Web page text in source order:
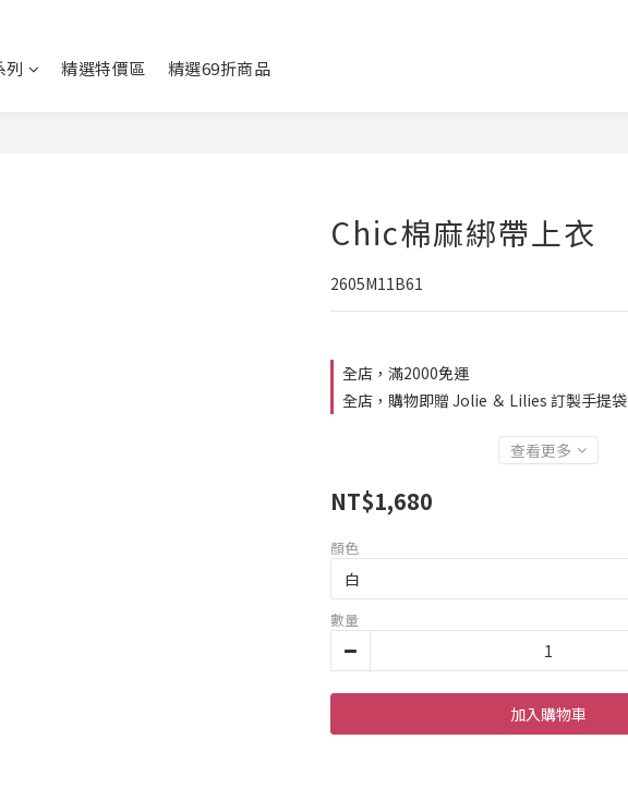
列 精選特價區 精選69折商品
Chic棉麻綁帶上衣
2605M11B61
全店，滿2000免運
全店，購物即贈 Jolie ＆ Lilies 訂製手提袋
查看更多
NT$1,680
顏色
數量
加入購物車